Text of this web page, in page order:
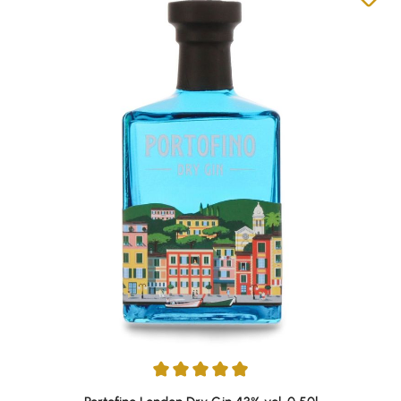
Durchschnittliche Bewertung von 4.91 von 5 Sternen